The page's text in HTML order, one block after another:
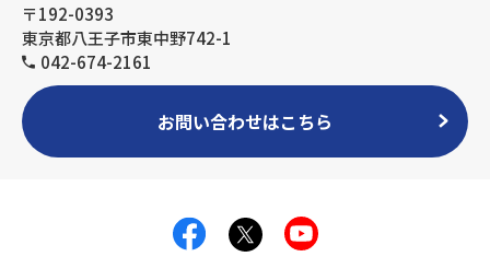
〒192-0393
東京都八王子市東中野742-1
042-674-2161
お問い合わせはこちら